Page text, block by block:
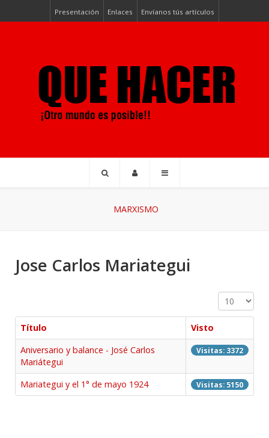
Presentación Enlaces Envíanos tús artículos
MARXISMO
Jose Carlos Mariategui
Cantidad a
Título
Visto
Aniversario y balance - José Carlos
Mariátegui
Visitas: 3372
Mariategui y el 1° de mayo 1924 Visitas: 5150